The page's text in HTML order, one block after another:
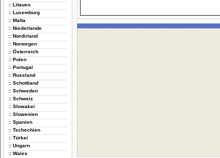
:: Litauen
:: Luxemburg
:: Malta
:: Niederlande
:: Nordirland
:: Norwegen
:: Österreich
:: Polen
:: Portugal
:: Russland
:: Schottland
:: Schweden
:: Schweiz
:: Slowakei
:: Slowenien
:: Spanien
:: Tschechien
:: Türkei
:: Ungarn
:: Wales